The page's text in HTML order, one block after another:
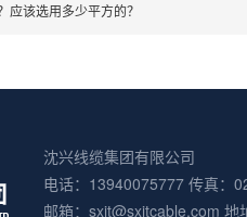
应该选用多少平方的？
沈兴线缆集团有限公司
电话：13940075777 传真：
邮箱：sxjt@sxjtcable.com